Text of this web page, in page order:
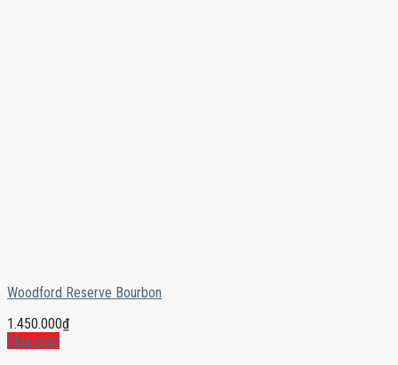
Woodford Reserve Bourbon
1.450.000₫
Mua ngay